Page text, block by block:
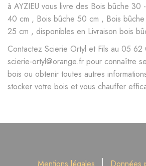
à AYZIEU vous livre des Bois bûche
40 cm , Bois bûche 50 cm , Bois
25 cm , disponibles en Livraison bois
Contactez Scierie Ortyl et Fils au 05
scierie-ortyl@orange.fr pour connaître
bois ou obtenir toutes autres
stocker votre bois et vous chauffer